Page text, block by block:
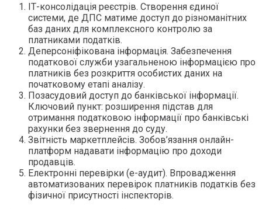
ІТ-консолідація реєстрів. Створення єдиної
системи, де ДПС матиме доступ до різноманітних
баз даних для комплексного контролю за
платниками податків.
Деперсоніфікована інформація. Забезпечення
податкової служби узагальненою інформацією про
платників без розкриття особистих даних на
початковому етапі аналізу.
Позасудовий доступ до банківської інформації.
Ключовий пункт: розширення підстав для
отримання податковою інформації про банківські
рахунки без звернення до суду.
Звітність маркетплейсів. Зобов’язання онлайн-
платформ надавати інформацію про доходи
продавців.
Електронні перевірки (е-аудит). Впровадження
автоматизованих перевірок платників податків без
фізичної присутності інспекторів.